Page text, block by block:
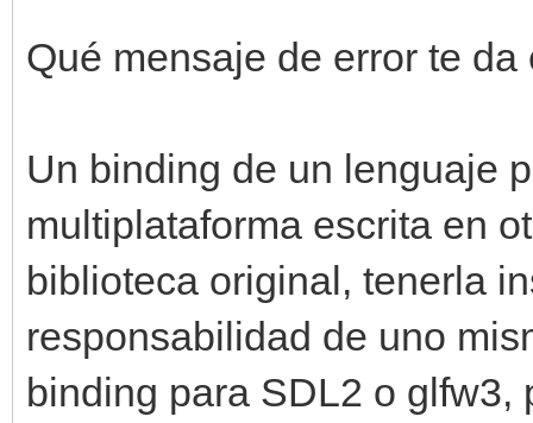
Qué mensaje de error te
Un binding de un lenguaje
multiplataforma escrita en
biblioteca original, tenerla
responsabilidad de uno
binding para SDL2 o glfw3,